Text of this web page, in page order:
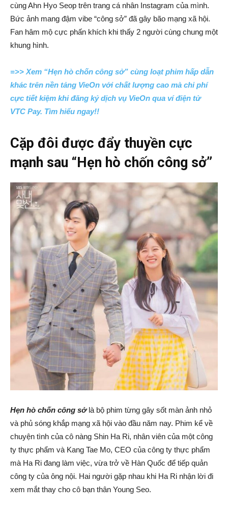
cùng Ahn Hyo Seop trên trang cá nhân Instagram của mình.
Bức ảnh mang đậm vibe “công sở” đã gây bão mạng xã hội.
Fan hâm mộ cực phấn khích khi thấy 2 người cùng chung một
khung hình.
=>> Xem “Hẹn hò chốn công sở” cùng loạt phim hấp dẫn
khác trên nền tảng VieOn với chất lượng cao mà chi phí
cực tiết kiệm khi đăng ký dịch vụ VieOn qua ví điện tử
VTC Pay. Tìm hiểu ngay!!
Cặp đôi được đẩy thuyền cực
mạnh sau “Hẹn hò chốn công sở”
Hẹn hò chốn công sởlà bộ phim từng gây sốt màn ảnh nhỏ
và phủ sóng khắp mạng xã hội vào đầu năm nay. Phim kể về
chuyện tình của cô nàng Shin Ha Ri, nhân viên của một công
ty thực phẩm và Kang Tae Mo, CEO của công ty thực phẩm
mà Ha Ri đang làm việc, vừa trở về Hàn Quốc để tiếp quản
công ty của ông nội. Hai người gặp nhau khi Ha Ri nhận lời đi
xem mắt thay cho cô bạn thân Young Seo.